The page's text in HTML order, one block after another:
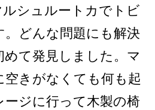
シュルー­トカでトビ
。どんな問題にも解決
て発見しました。マ
きがなくても何も起
ジに行っ­て木製の椅